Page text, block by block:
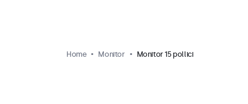
Home Monitor Monitor 15 pollici